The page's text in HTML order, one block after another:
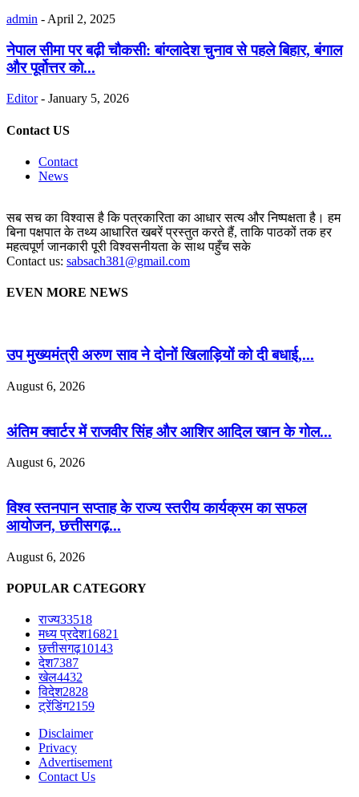
admin - April 2, 2025
नेपाल सीमा पर बढ़ी चौकसी: बांग्लादेश चुनाव से पहले बिहार, बंगाल
और पूर्वोत्तर को...
Editor - January 5, 2026
Contact US
Contact
News
सब सच का विश्वास है कि पत्रकारिता का आधार सत्य और निष्पक्षता है। हम
बिना पक्षपात के तथ्य आधारित खबरें प्रस्तुत करते हैं, ताकि पाठकों तक हर
महत्वपूर्ण जानकारी पूरी विश्वसनीयता के साथ पहुँच सके
Contact us: sabsach381@gmail.com
EVEN MORE NEWS
उप मुख्यमंत्री अरुण साव ने दोनों खिलाड़ियों को दी बधाई,...
August 6, 2026
अंतिम क्वार्टर में राजवीर सिंह और आशिर आदिल खान के गोल...
August 6, 2026
विश्व स्तनपान सप्ताह के राज्य स्तरीय कार्यक्रम का सफल
आयोजन, छत्तीसगढ़...
August 6, 2026
POPULAR CATEGORY
राज्य33518
मध्य प्रदेश16821
छत्तीसगढ़10143
देश7387
खेल4432
विदेश2828
ट्रेंडिंग2159
Disclaimer
Privacy
Advertisement
Contact Us